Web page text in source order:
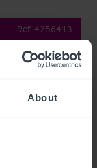
About
Ref: 4256413